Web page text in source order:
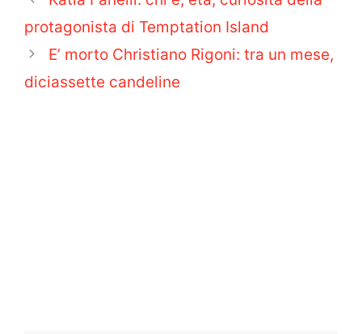
protagonista di Temptation Island
E’ morto Christiano Rigoni: tra un mese,
diciassette candeline